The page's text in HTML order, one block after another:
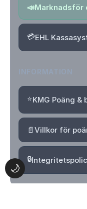
🌙
📣Marknadsför
💳EHL
⭐KMG Poäng &
📄Villkor för
🔒